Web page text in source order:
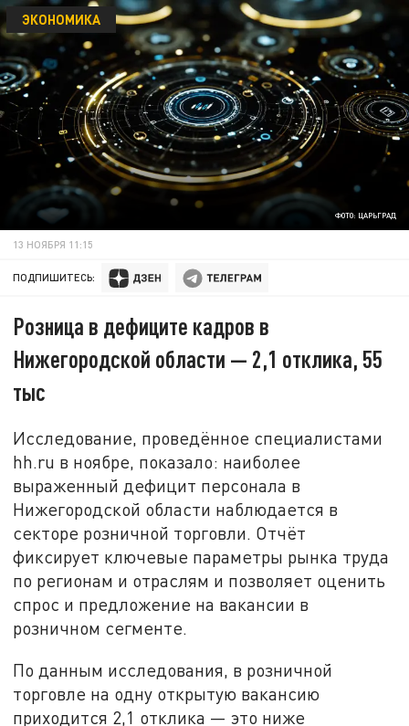
ФОТО: ЦАРЬГРАД
ЭКОНОМИКА
13 НОЯБРЯ 11:15
ПОДПИШИТЕСЬ:
Розница в дефиците кадров в
Нижегородской области — 2,1 отклика, 55
тыс
Исследование, проведённое специалистами
hh.ru в ноябре, показало: наиболее
выраженный дефицит персонала в
Нижегородской области наблюдается в
секторе розничной торговли. Отчёт
фиксирует ключевые параметры рынка труда
по регионам и отраслям и позволяет оценить
спрос и предложение на вакансии в
розничном сегменте.
По данным исследования, в розничной
торговле на одну открытую вакансию
приходится 2,1 отклика — это ниже